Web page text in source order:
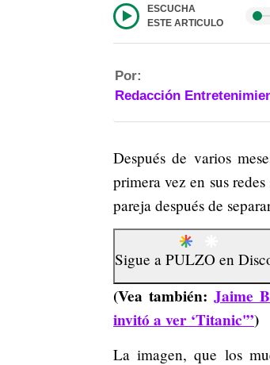
ESCUCHA
ESTE ARTICULO
Por:
Redacción
Después de varios
primera vez en sus
pareja después de
Sigue a PULZO en
(Vea también:Jaime
invitó a ver ‘Titanic'”)
La imagen, que los